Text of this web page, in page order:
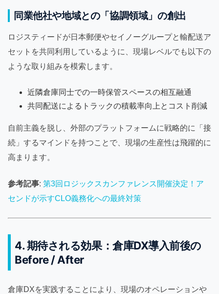
同業他社や地域との「協調領域」の創出
ロジスティードが日本郵便やセイノーグループと輸配送ア
セットを共同利用しているように、現場レベルでも以下の
ような取り組みを模索します。
近隣倉庫同士での一時保管スペースの相互融通
共同配送によるトラックの積載率向上とコスト削減
自前主義を脱し、外部のプラットフォームに戦略的に「接
続」するマインドを持つことで、現場の生産性は飛躍的に
高まります。
参考記事: 第3回ロジックスカンファレンス開催決定！ア
センドが示すCLO義務化への最終対策
4. 期待される効果：倉庫DX導入前後の
Before / After
倉庫DXを実践することにより、現場のオペレーションや